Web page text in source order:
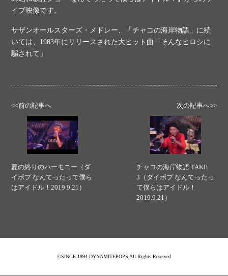
イブ映像です。
サザンオールスターズ・メドレー、「チャコの海岸物語」に続
いては、1983年にリリースされた大ヒット曲「そんなヒロシに
騙されて」
<<前の記事へ
夏の終りのハーモニー（ダ
イポプ なんてったって僕ら
はアイドル！2019.9.21）
次の記事へ>>
チャコの海岸物語 TAKE
3（ダイポプ なんてったっ
て僕らはアイドル！
2019.9.21）
©SINCE 1994 DYNAMITEPOPS All Rights Reserved